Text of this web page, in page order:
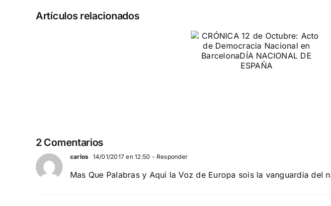
Artículos relacionados
Israel
¿muro
Occidente?/Canarias
¡Libertad para
España, despierta
España!
2 Comentarios
carlos 14/01/2017 en 12:50 - Responder
Mas Que Palabras y Aqui la Voz de Europa sois la vanguardia del